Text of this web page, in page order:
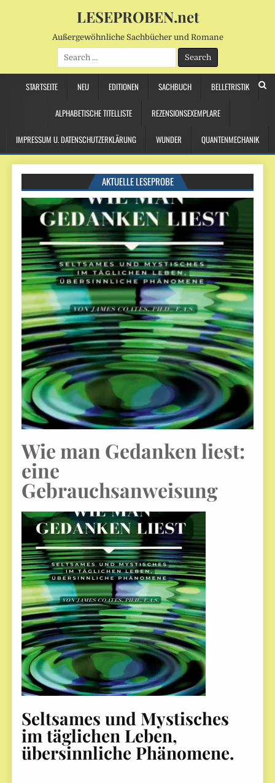
LESEPROBEN.net
Außergewöhnliche Sachbücher und Romane
Search
for:
STARTSEITE NEU EDITIONEN SACHBUCH BELLETRISTIK
ALPHABETISCHE TITELLISTE REZENSIONSEXEMPLARE
IMPRESSUM U. DATENSCHUTZERKLÄRUNG WUNDER QUANTENMECHANIK
AKTUELLE LESEPROBE
Wie man Gedanken liest:
eine
Gebrauchsanweisung
Seltsames und Mystisches
im täglichen Leben,
übersinnliche Phänomene.